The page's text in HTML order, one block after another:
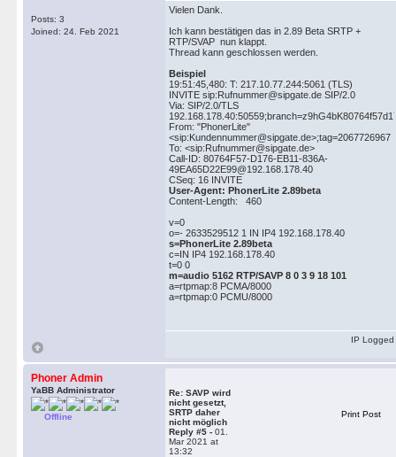
Posts: 3
Joined: 24. Feb 2021
Vielen Dank.
Ich kann bestätigen das in 2.89 Beta SRTP +
RTP/SVAP nun klappt.
Thread kann geschlossen werden.
Beispiel
19:51:45,480: T: 217.10.77.244:5061 (TLS)
INVITE sip:Rufnummer@sipgate.de SIP/2.0
Via: SIP/2.0/TLS
From: "PhonerLite"
<sip:Kundennummer@sipgate.de>;tag=2067726967
To: <sip:Rufnummer@sipgate.de>
Call-ID: 80764F57-D176-EB11-836A-
49EA65D22E99@192.168.178.40
CSeq: 16 INVITE
User-Agent: PhonerLite 2.89beta
Content-Length: 460
v=0
o=- 2633529512 1 IN IP4 192.168.178.40
s=PhonerLite 2.89beta
c=IN IP4 192.168.178.40
t=0 0
m=audio 5162 RTP/SAVP 8 0 3 9 18 101
a=rtpmap:8 PCMA/8000
a=rtpmap:0 PCMU/8000
IP Logged
Phoner Admin
YaBB Administrator
Offline
Re: SAVP wird
nicht gesetzt,
SRTP daher
nicht möglich
Reply #5 - 01.
Mar 2021 at
13:32
Print Post